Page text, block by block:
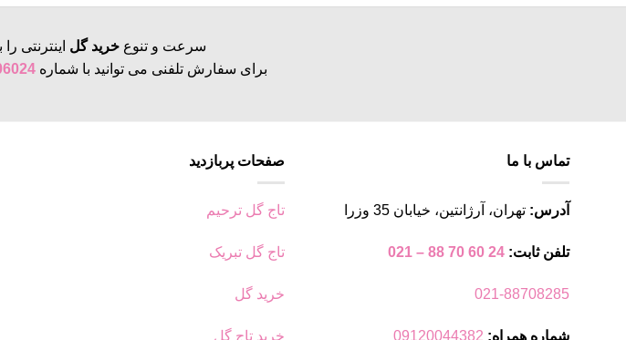
ها
ممکن
است
صفحه
انتخاب
سرعت و تنوعخرید گل اینترنتی را
برای سفارش تلفنی می توانید با شماره
تماس با ما
آدرس: تهران، آرژانتین، خیابان 35 وزرا
تلفن ثابت: 24 60 70 88 – 021
021-88708285
شماره همراه: 09120044382
صفحات پربازدید
تاج گل ترحیم
تاج گل تبریک
خرید گل
خرید تاج گل